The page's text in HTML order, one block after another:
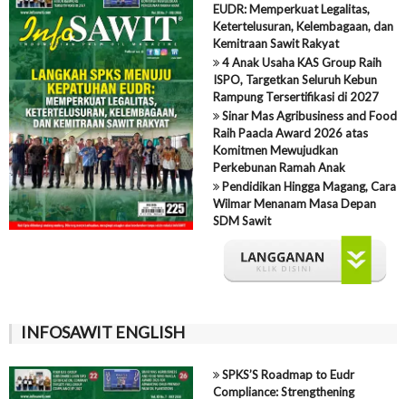
EUDR: Memperkuat Legalitas,
Ketertelusuran, Kelembagaan, dan
Kemitraan Sawit Rakyat
4 Anak Usaha KAS Group Raih
ISPO, Targetkan Seluruh Kebun
Rampung Tersertifikasi di 2027
Sinar Mas Agribusiness and Food
Raih Paacla Award 2026 atas
Komitmen Mewujudkan
Perkebunan Ramah Anak
Pendidikan Hingga Magang, Cara
Wilmar Menanam Masa Depan
SDM Sawit
INFOSAWIT ENGLISH
SPKS’S Roadmap to Eudr
Compliance: Strengthening